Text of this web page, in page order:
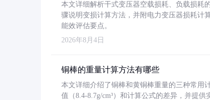
本文详细解析干式变压器空载损耗、负载损耗
骤说明变损计算方法，并附电力变压器损耗计
能效评估要点。
2026年8月4日
铜棒的重量计算方法有哪些
本文详细介绍了铜棒和黄铜棒重量的三种常用
值（8.4-8.7g/cm³）和计算公式的差异，并提